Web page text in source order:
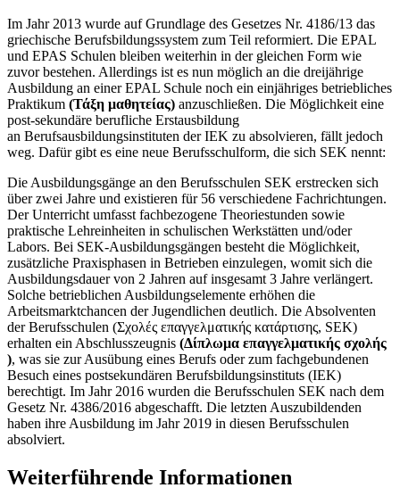
Im Jahr 2013 wurde auf Grundlage des Gesetzes Nr. 4186/13 das
griechische Berufsbildungssystem zum Teil reformiert. Die EPAL
und EPAS Schulen bleiben weiterhin in der gleichen Form wie
zuvor bestehen. Allerdings ist es nun möglich an die dreijährige
Ausbildung an einer EPAL Schule noch ein einjähriges betriebliches
Praktikum (Τάξη μαθητείας) anzuschließen. Die Möglichkeit eine
post-sekundäre berufliche Erstausbildung
an Berufsausbildungsinstituten der IEK zu absolvieren, fällt jedoch
weg. Dafür gibt es eine neue Berufsschulform, die sich SEK nennt:
Die Ausbildungsgänge an den Berufsschulen SEK erstrecken sich
über zwei Jahre und existieren für 56 verschiedene Fachrichtungen.
Der Unterricht umfasst fachbezogene Theoriestunden sowie
praktische Lehreinheiten in schulischen Werkstätten und/oder
Labors. Bei SEK-Ausbildungsgängen besteht die Möglichkeit,
zusätzliche Praxisphasen in Betrieben einzulegen, womit sich die
Ausbildungsdauer von 2 Jahren auf insgesamt 3 Jahre verlängert.
Solche betrieblichen Ausbildungselemente erhöhen die
Arbeitsmarktchancen der Jugendlichen deutlich. Die Absolventen
der Berufsschulen (Σχολές επαγγελματικής κατάρτισης, SEK)
erhalten ein Abschlusszeugnis (Δίπλωμα επαγγελματικής σχολής
), was sie zur Ausübung eines Berufs oder zum fachgebundenen
Besuch eines postsekundären Berufsbildungsinstituts (IEK)
berechtigt. Im Jahr 2016 wurden die Berufsschulen SEK nach dem
Gesetz Nr. 4386/2016 abgeschafft. Die letzten Auszubildenden
haben ihre Ausbildung im Jahr 2019 in diesen Berufsschulen
absolviert.
Weiterführende Informationen